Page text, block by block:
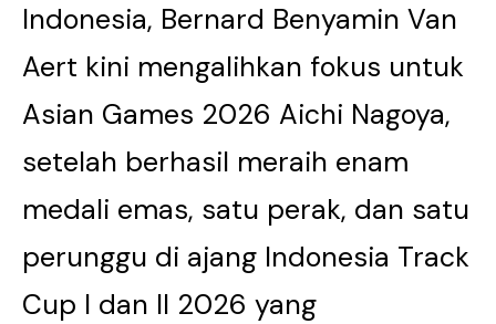
Indonesia, Bernard Benyamin Van
Aert kini mengalihkan fokus untuk
Asian Games 2026 Aichi Nagoya,
setelah berhasil meraih enam
medali emas, satu perak, dan satu
perunggu di ajang Indonesia Track
Cup I dan II 2026 yang